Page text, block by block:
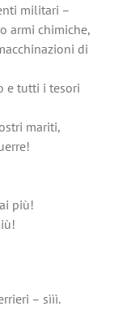
militari –
armi chimiche,
di
e tutti i tesori
mariti,
più!
– sììì.